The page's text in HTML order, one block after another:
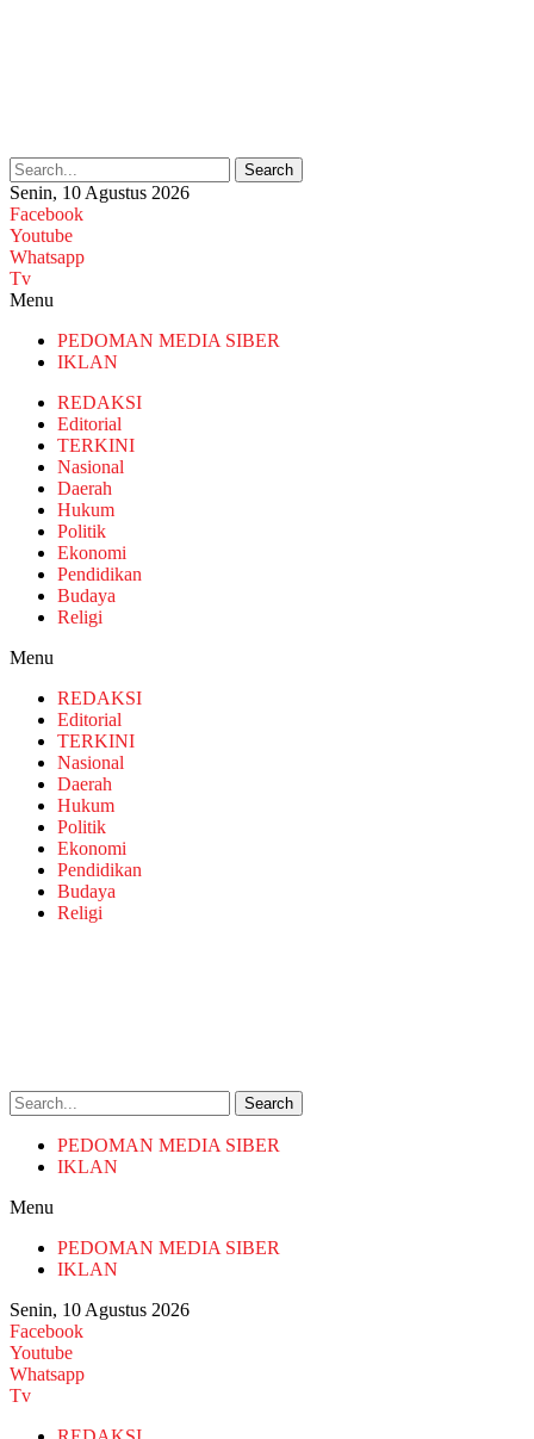
Search
Senin, 10 Agustus 2026
Facebook
Youtube
Whatsapp
Tv
Menu
PEDOMAN MEDIA SIBER
IKLAN
REDAKSI
Editorial
TERKINI
Nasional
Daerah
Hukum
Politik
Ekonomi
Pendidikan
Budaya
Religi
Menu
REDAKSI
Editorial
TERKINI
Nasional
Daerah
Hukum
Politik
Ekonomi
Pendidikan
Budaya
Religi
Search
PEDOMAN MEDIA SIBER
IKLAN
Menu
PEDOMAN MEDIA SIBER
IKLAN
Senin, 10 Agustus 2026
Facebook
Youtube
Whatsapp
Tv